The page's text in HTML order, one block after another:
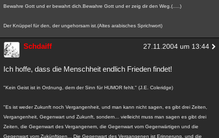
Bewahre Gott und er bewahrt dich.Bewahre Gott und er zeig dir den Weg.(.....)
Der Knüppel für den, der ungehorsam ist.(Altes arabisches Sprichwort)
Schdaiff 27.11.2004 um 13:44
Ich hoffe, dass die Menschheit endlich Frieden findet!
"Kein Geist ist in Ordnung, dem der Sinn für HUMOR fehlt." (J.E. Coleridge)
"Es ist weder Zukunft noch Vergangenheit, und man kann nicht sagen, es gibt drei Zeiten,
Vergangenheit, Gegenwart und Zukunft, sondern... vielleicht muss man sagen es gibt drei
Zeiten, die Gegenwart des Vergangenem, die Gegenwart vom Gegenwärtigen und die
Gegenwart vom Zukünftigen... Die Gegenwart des Vergangenen ist Erinnerung, und die